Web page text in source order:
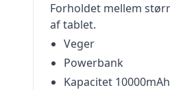
Forholdet mellem
af tablet.
Veger
Powerbank
Kapacitet 10000mAh